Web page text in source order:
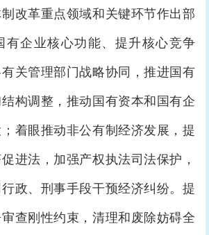
改革重点领域和关键环节作出部
有企业核心功能、提升核心竞争
关管理部门战略协同，推进国有
构调整，推动国有资本和国有企
着眼推动非公有制经济发展，提
进法，加强产权执法司法保护，
政、刑事手段干预经济纠纷。提
查刚性约束，清理和废除妨碍全